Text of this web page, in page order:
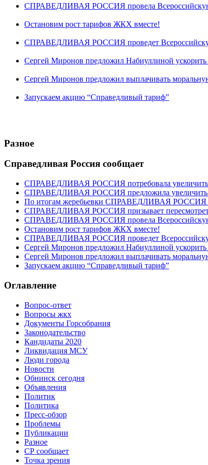
СПРАВЕДЛИВАЯ РОССИЯ провела Всероссийскую
Остановим рост тарифов ЖКХ вместе!
СПРАВЕДЛИВАЯ РОССИЯ проведет
Сергей Миронов предложил Набиуллиной
Сергей Миронов предложил выплачивать
Запускаем акцию “Справедливый тариф”
Разное
Справедливая Россия сообщает
СПРАВЕДЛИВАЯ РОССИЯ потребовала увеличить
СПРАВЕДЛИВАЯ РОССИЯ предложила увеличить
По итогам жеребьевки СПРАВЕДЛИВАЯ РОССИЯ
СПРАВЕДЛИВАЯ РОССИЯ призывает пересмотреть
СПРАВЕДЛИВАЯ РОССИЯ провела Всероссийскую
Остановим рост тарифов ЖКХ вместе!
СПРАВЕДЛИВАЯ РОССИЯ проведет
Сергей Миронов предложил Набиуллиной
Сергей Миронов предложил выплачивать
Запускаем акцию “Справедливый тариф”
Оглавление
Вопрос-ответ
Вопросы жкх
Документы Горсобрания
Законодательство
Кандидаты 2020
Ликвидация МСУ
Люди города
Новости
Обнинск сегодня
Объявления
Политик
Политика
Пресс-обзор
Проблемы
Публикации
Разное
СР сообщает
Точка зрения